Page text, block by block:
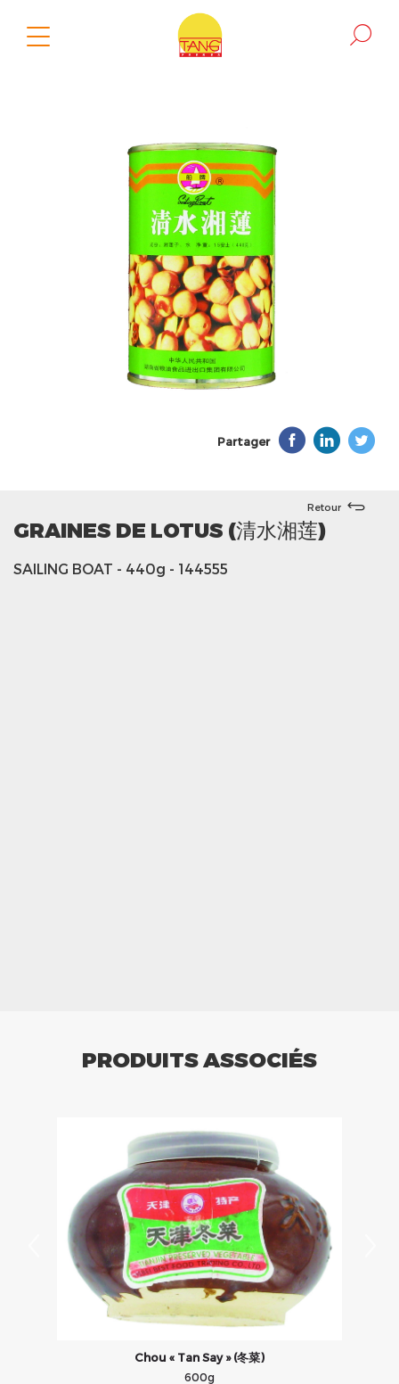
Partager
Retour
GRAINES DE LOTUS (清水湘莲)
SAILING BOAT - 440g - 144555
PRODUITS ASSOCIÉS
Chou « Tan Say » (冬菜)
600g